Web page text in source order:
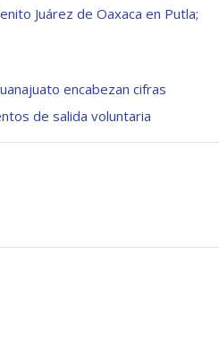
Juárez de Oaxaca en Putla;
encabezan cifras
de salida voluntaria